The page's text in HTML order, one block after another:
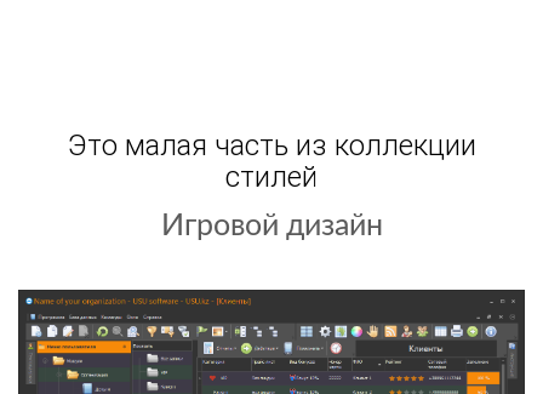
Это малая часть из коллекции
стилей
Игровой дизайн
Острая бритва